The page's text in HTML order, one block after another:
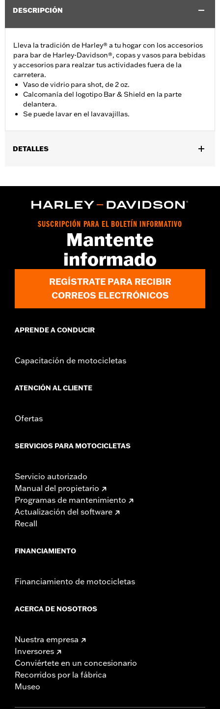
DESCRIPCIÓN
Lleva la tradición de Harley® a tu hogar con los accesorios
para bar de Harley-Davidson®, copas y vasos para bebidas
y accesorios para realzar tus actividades fuera de la
carretera.
Vaso de vidrio para shot, de 2 oz.
Calcomanía del logotipo Bar & Shield en la parte
delantera.
Se puede lavar en el lavavajillas.
DETALLES
vinRequerido:false
SUSCRIPCIÓN PARA EL BOLETÍN INFORMATIVO
Mantente
informado
REGÍSTRATE PARA RECIBIR
CORREOS ELECTRÓNICOS
APRENDE A CONDUCIR
Capacitación de motocicletas
ATENCIÓN AL CLIENTE
Ofertas
SERVICIOS PARA MOTOCICLETAS
Servicio autorizado
Manual del propietario
Programas de mantenimiento
Actualización del software
Recall
FINANCIAMIENTO
Financiamiento de motocicletas
ACERCA DE NOSOTROS
Nuestra empresa
Inversores
Conviértete en un concesionario
Recorridos por la fábrica
Museo